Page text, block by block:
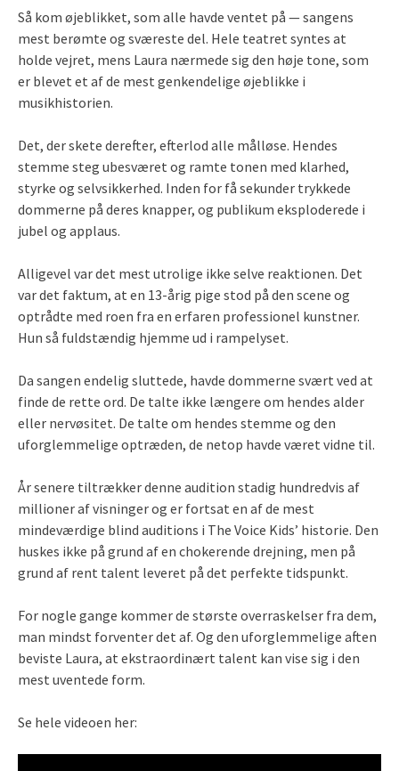
Så kom øjeblikket, som alle havde ventet på — sangens
mest berømte og sværeste del. Hele teatret syntes at
holde vejret, mens Laura nærmede sig den høje tone, som
er blevet et af de mest genkendelige øjeblikke i
musikhistorien.
Det, der skete derefter, efterlod alle målløse. Hendes
stemme steg ubesværet og ramte tonen med klarhed,
styrke og selvsikkerhed. Inden for få sekunder trykkede
dommerne på deres knapper, og publikum eksploderede i
jubel og applaus.
Alligevel var det mest utrolige ikke selve reaktionen. Det
var det faktum, at en 13-årig pige stod på den scene og
optrådte med roen fra en erfaren professionel kunstner.
Hun så fuldstændig hjemme ud i rampelyset.
Da sangen endelig sluttede, havde dommerne svært ved at
finde de rette ord. De talte ikke længere om hendes alder
eller nervøsitet. De talte om hendes stemme og den
uforglemmelige optræden, de netop havde været vidne til.
År senere tiltrækker denne audition stadig hundredvis af
millioner af visninger og er fortsat en af de mest
mindeværdige blind auditions i The Voice Kids’ historie. Den
huskes ikke på grund af en chokerende drejning, men på
grund af rent talent leveret på det perfekte tidspunkt.
For nogle gange kommer de største overraskelser fra dem,
man mindst forventer det af. Og den uforglemmelige aften
beviste Laura, at ekstraordinært talent kan vise sig i den
mest uventede form.
Se hele videoen her: